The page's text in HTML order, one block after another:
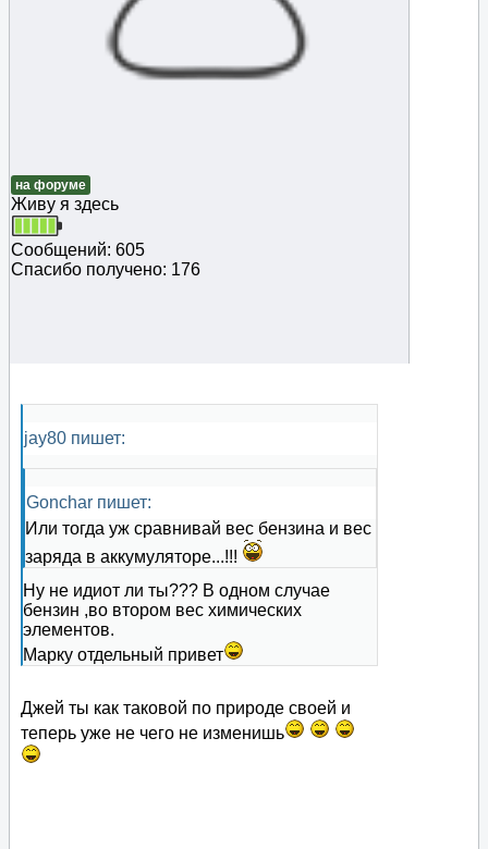
на форуме
Живу я здесь
Сообщений: 605
Спасибо получено: 176
jay80 пишет:
Gonchar пишет:
Или тогда уж сравнивай вес бензина и вес
заряда в аккумуляторе...!!!
Ну не идиот ли ты??? В одном случае
бензин ,во втором вес химических
элементов.
Марку отдельный привет
Джей ты как таковой по природе своей и
теперь уже не чего не изменишь